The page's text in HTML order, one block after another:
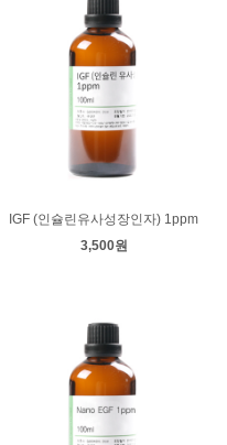
IGF (인슐린유사성장인자) 1ppm
3,500원